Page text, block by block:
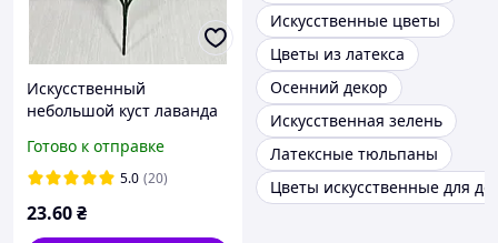
Искусственный
небольшой куст лаванда
33см"Синтивия",цвет
зеленый с фиолетовым
Готово к отправке
5.0 (20)
23.60₴
Искусственные цветы
Цветы из латекса
Осенний декор
Искусственная зелень
Латексные тюльпаны
Цветы искусственные для